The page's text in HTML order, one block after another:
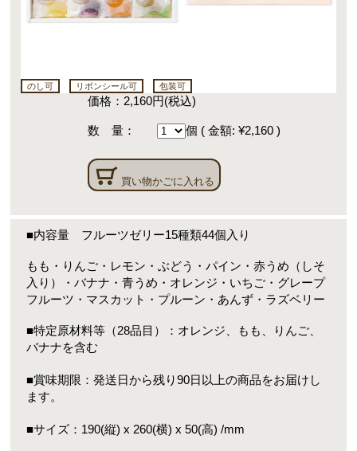
のし可 リボンシール可 包装可
価格：2,160円(税込)
数 量： 個 (金額: ¥2,160)
買い物かごに入れる
■内容量 フルーツゼリー15種類44個入り
もも・りんご・レモン・ぶどう・パイン・赤うめ（しそ
入り）・バナナ・青うめ・オレンジ・いちご・グレープ
フルーツ・マスカット・プルーン・あんず・ラズベリー
■特定原材料等（28品目）：オレンジ、もも、りんご、
バナナを含む
■賞味期限：発送日から残り90日以上の商品をお届けし
ます。
■サイズ：190(縦) x 260(横) x 50(高) /mm